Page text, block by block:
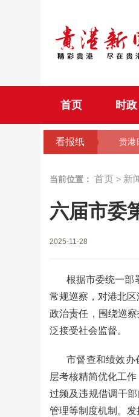
首页 时政
看报纸 贵港
当前位置： 首页 > 新
六届市委
2025-11-28
根据市委统一部
常规巡察，对港北
政治责任，围绕巡
泛接受社会监督。
市督查和绩效办
层考核精简优化工
过频及违规借调干
管理等制度机制。